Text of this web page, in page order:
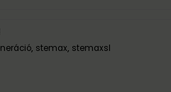
, stemax, stemaxsl